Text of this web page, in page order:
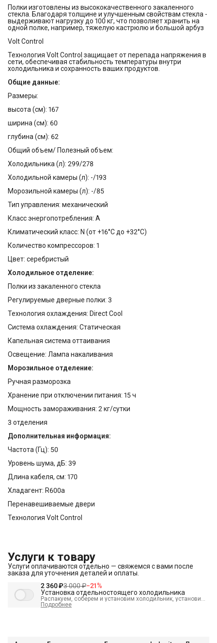
Полки изготовлены из высококачественного закаленного
стекла. Благодаря толщине и улучшенным свойствам стекла -
выдерживают нагрузку до 100 кг, что позволяет хранить на
одной полке, например, тяжелую кастрюлю и большой арбуз
Volt Control
Технология Volt Control защищает от перепада напряжения в
сети, обеспечивая стабильность температуры внутри
холодильника и сохранность ваших продуктов.
Общие данные:
Размеры:
высота (см): 167
ширина (см): 60
глубина (см): 62
Общий объем/ Полезный объем:
Холодильника (л): 299/278
Холодильной камеры (л): -/193
Морозильной камеры (л): -/85
Тип управления: механический
Класс энергопотребления: A
Климатический класс: N (от +16°С до +32°С)
Количество компрессоров: 1
Цвет: серебристый
Холодильное отделение:
Полки из закаленного стекла
Регулируемые дверные полки: 3
Технология охлаждения: Direct Cool
Система охлаждения: Статическая
Капельная система оттаивания
Освещение: Лампа накаливания
Морозильное отделение:
Ручная разморозка
Хранение при отключении питания: 15 ч
Мощность замораживания: 2 кг/сутки
3 отделения
Дополнительная информация:
Частота (Гц): 50
Уровень шума, дБ: 39
Длина кабеля, см: 170
Хладагент: R600a
Перенавешиваемые двери
Технология Volt Control
Услуги к товару
Услуги оплачиваются отдельно — свяжемся с вами после
заказа для уточнения деталей и оплаты.
2 360 ₽3 000 ₽−21%
Установка отдельностоящего холодильника
Распакуем, соберем и установим холодильник, установим
полки, выставим по уровню, подключим к электросети и
Подробнее